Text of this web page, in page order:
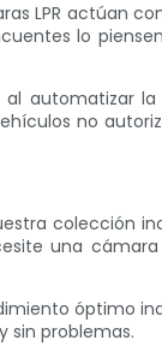
LPR actúan
lo
automatizar
no
colección
una cámara
óptimo
sin problemas.